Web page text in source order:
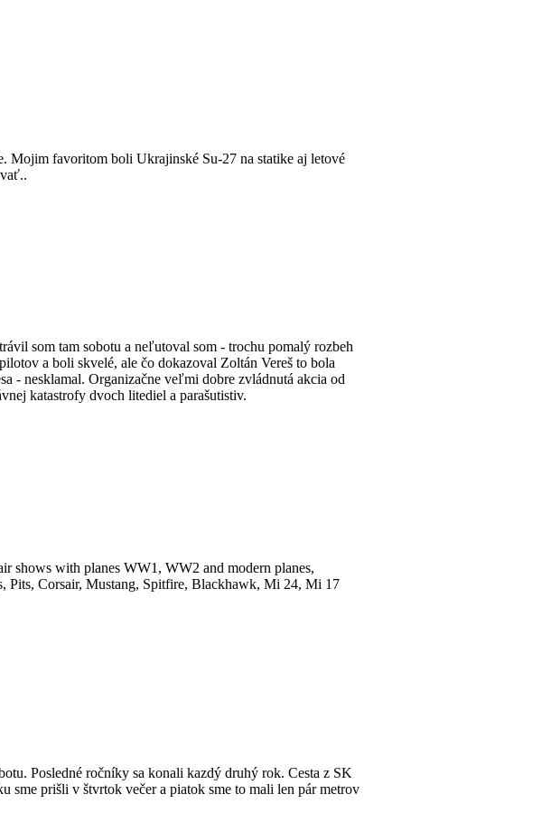
Mojim favoritom boli Ukrajinské Su-27 na statike aj letové
som tam sobotu a neľutoval som - trochu pomalý rozbeh
a boli skvelé, ale čo dokazoval Zoltán Vereš to bola
- nesklamal. Organizačne veľmi dobre zvládnutá akcia od
katastrofy dvoch litediel a parašutistiv.
shows with planes WW1, WW2 and modern planes,
Pits, Corsair, Mustang, Spitfire, Blackhawk, Mi 24, Mi 17
Posledné ročníky sa konali kazdý druhý rok. Cesta z SK
sme prišli v štvrtok večer a piatok sme to mali len pár metrov